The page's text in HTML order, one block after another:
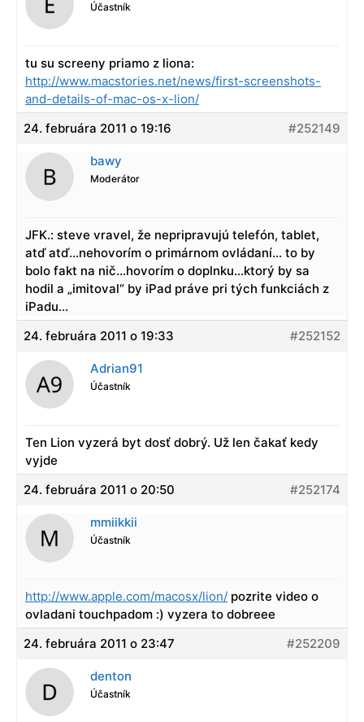
Účastník
tu su screeny priamo z liona:
http://www.macstories.net/news/first-screenshots-
and-details-of-mac-os-x-lion/
24. februára 2011 o 19:16
#252149
bawy
Moderátor
JFK.: steve vravel, že nepripravujú telefón, tablet,
atď atď…nehovorím o primárnom ovládaní… to by
bolo fakt na nič…hovorím o doplnku…ktorý by sa
hodil a „imitoval“ by iPad práve pri tých funkciách z
iPadu…
24. februára 2011 o 19:33
#252152
Adrian91
Účastník
Ten Lion vyzerá byt dosť dobrý. Už len čakať kedy
vyjde
24. februára 2011 o 20:50
#252174
mmiikkii
Účastník
http://www.apple.com/macosx/lion/ pozrite video o
ovladani touchpadom :) vyzera to dobreee
24. februára 2011 o 23:47
#252209
denton
Účastník